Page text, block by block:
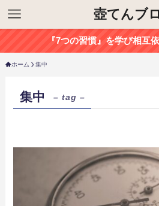
壺てんブ
『7つの習慣』を学び相互
ホーム 集中
集中 – tag –